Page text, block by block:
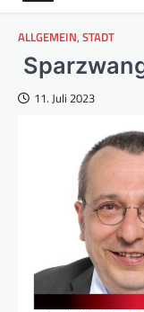
ALLGEMEIN, STADT
11. Juli 2023